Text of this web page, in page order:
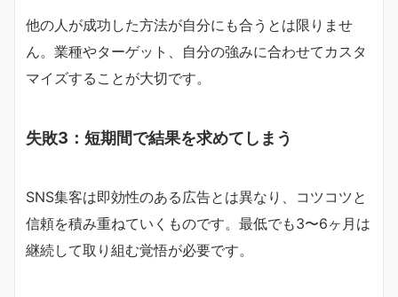
他の人が成功した方法が自分にも合うとは限りませ
ん。業種やターゲット、自分の強みに合わせてカスタ
マイズすることが大切です。
失敗3：短期間で結果を求めてしまう
SNS集客は即効性のある広告とは異なり、コツコツと
信頼を積み重ねていくものです。最低でも3〜6ヶ月は
継続して取り組む覚悟が必要です。